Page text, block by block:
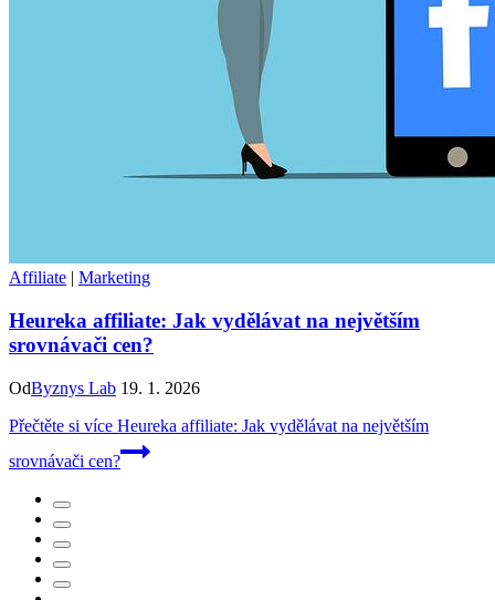
Affiliate | Marketing
Heureka affiliate: Jak vydělávat na největším
srovnávači cen?
OdByznys Lab 19. 1. 2026
Přečtěte si více Heureka affiliate: Jak vydělávat na největším
srovnávači cen?